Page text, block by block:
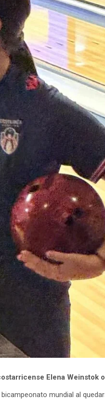
Elena Weinstok
mundial al